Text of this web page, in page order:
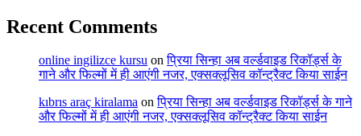
Recent Comments
online ingilizce kursu onप्रिया सिन्हा अब वर्ल्डवाइड रिकॉर्ड्स के
गाने और फिल्मों में ही आएंगी नजर, एक्सक्लूसिव कॉन्ट्रैक्ट किया साईन
kıbrıs araç kiralama onप्रिया सिन्हा अब वर्ल्डवाइड रिकॉर्ड्स के गाने
और फिल्मों में ही आएंगी नजर, एक्सक्लूसिव कॉन्ट्रैक्ट किया साईन